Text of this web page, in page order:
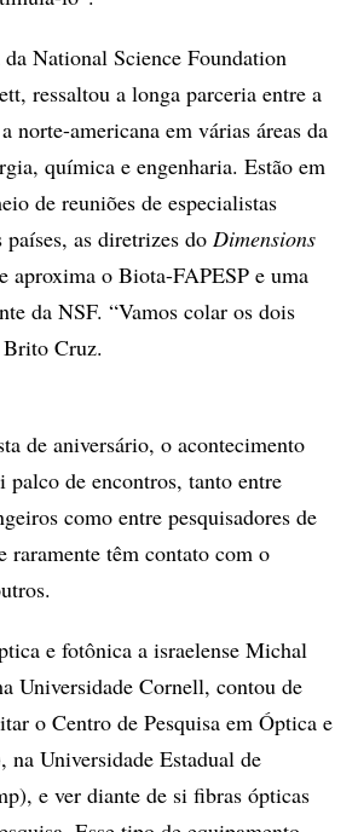
National Science Foundation
ressaltou a longa parceria entre a
norte-americana em várias áreas da
química e engenharia. Estão em
de reuniões de especialistas
as diretrizes do Dimensions
aproxima o Biota-FAPESP e uma
da NSF. “Vamos colar os dois
Brito Cruz.
de aniversário, o acontecimento
palco de encontros, tanto entre
como entre pesquisadores de
raramente têm contato com o
e fotônica a israelense Michal
Universidade Cornell, contou de
o Centro de Pesquisa em Óptica e
na Universidade Estadual de
e ver diante de si fibras ópticas